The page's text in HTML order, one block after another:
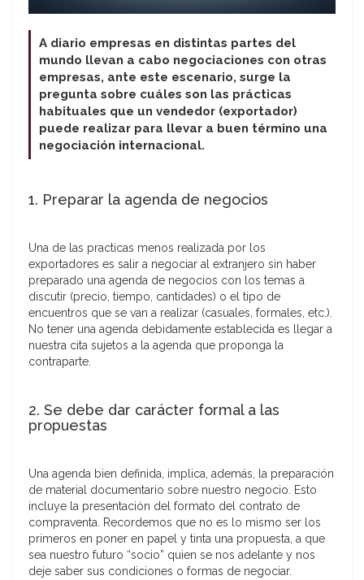
A diario empresas en distintas partes del
mundo llevan a cabo negociaciones con otras
empresas, ante este escenario, surge la
pregunta sobre cuáles son las prácticas
habituales que un vendedor (exportador)
puede realizar para llevar a buen término una
negociación internacional.
1. Preparar la agenda de negocios
Una de las practicas menos realizada por los
exportadores es salir a negociar al extranjero sin haber
preparado una agenda de negocios con los temas a
discutir (precio, tiempo, cantidades) o el tipo de
encuentros que se van a realizar (casuales, formales, etc.).
No tener una agenda debidamente establecida es llegar a
nuestra cita sujetos a la agenda que proponga la
contraparte.
2. Se debe dar carácter formal a las
propuestas
Una agenda bien definida, implica, además, la preparación
de material documentario sobre nuestro negocio. Esto
incluye la presentación del formato del contrato de
compraventa. Recordemos que no es lo mismo ser los
primeros en poner en papel y tinta una propuesta, a que
sea nuestro futuro “socio” quien se nos adelante y nos
deje saber sus condiciones o formas de negociar.